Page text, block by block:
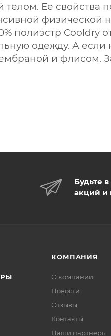
телом. Ее свойства
физической
полиэстр Cooldry
одежду. А если
и флисом.
Будьте
акций и
КОМПАНИЯ
О компании
Новости
Отзывы
Контакты
Наши партнеры